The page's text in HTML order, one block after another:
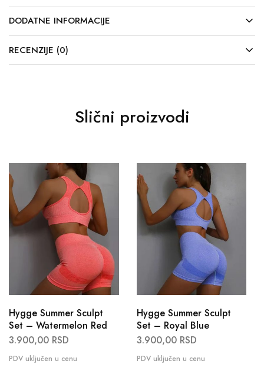
DODATNE INFORMACIJE
RECENZIJE (0)
Slični proizvodi
Hygge Summer Sculpt
Set – Watermelon Red
3.900,00 RSD
Hygge Summer Sculpt
Set – Royal Blue
3.900,00 RSD